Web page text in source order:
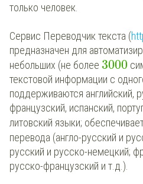
только человек.
Сервис Переводчик текста (
предназначен для
небольших (не более 3000
текстовой информации с
поддерживаются английский,
французский, испанский,
литовский языки;
перевода (англо-русский и
русский и русско-немецкий;
русско-французский и т.д.).